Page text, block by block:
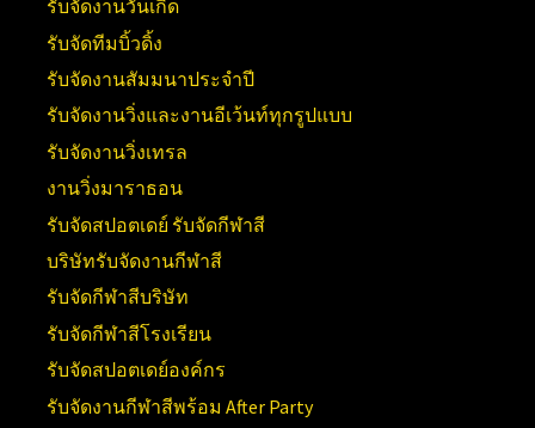
รับจัดงานวันเกิด
รับจัดทีมบิ้วดิ้ง
รับจัดงานสัมมนาประจำปี
รับจัดงานวิ่งและงานอีเว้นท์ทุกรูปแบบ
รับจัดงานวิ่งเทรล
งานวิ่งมาราธอน
รับจัดสปอตเดย์ รับจัดกีฬาสี
บริษัทรับจัดงานกีฬาสี
รับจัดกีฬาสีบริษัท
รับจัดกีฬาสีโรงเรียน
รับจัดสปอตเดย์องค์กร
รับจัดงานกีฬาสีพร้อม After Party